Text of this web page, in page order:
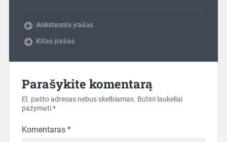
Ankstesnis įrašas
Kitas įrašas
Parašykite komentarą
El. pašto adresas nebus skelbiamas. Būtini laukeliai
pažymėti*
Komentaras *